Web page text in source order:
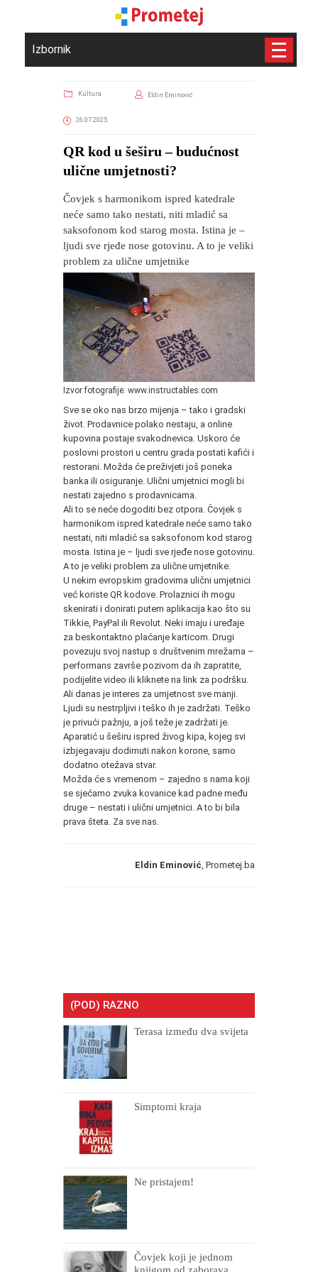
Izbornik
Kultura Eldin Eminović
26.07.2025
​QR kod u šeširu – budućnost
ulične umjetnosti?
Čovjek s harmonikom ispred katedrale
neće samo tako nestati, niti mladić sa
saksofonom kod starog mosta. Istina je –
ljudi sve rjeđe nose gotovinu. A to je veliki
problem za ulične umjetnike
Izvor fotografije: www.instructables.com
Sve se oko nas brzo mijenja – tako i gradski
život. Prodavnice polako nestaju, a online
kupovina postaje svakodnevica. Uskoro će
poslovni prostori u centru grada postati kafići i
restorani. Možda će preživjeti još poneka
banka ili osiguranje. Ulični umjetnici mogli bi
nestati zajedno s prodavnicama.
Ali to se neće dogoditi bez otpora. Čovjek s
harmonikom ispred katedrale neće samo tako
nestati, niti mladić sa saksofonom kod starog
mosta. Istina je – ljudi sve rjeđe nose gotovinu.
A to je veliki problem za ulične umjetnike.
U nekim evropskim gradovima ulični umjetnici
već koriste QR kodove. Prolaznici ih mogu
skenirati i donirati putem aplikacija kao što su
Tikkie, PayPal ili Revolut. Neki imaju i uređaje
za beskontaktno plaćanje karticom. Drugi
povezuju svoj nastup s društvenim mrežama –
performans završe pozivom da ih zapratite,
podijelite video ili kliknete na link za podršku.
Ali danas je interes za umjetnost sve manji.
Ljudi su nestrpljivi i teško ih je zadržati. Teško
je privući pažnju, a još teže je zadržati je.
Aparatić u šeširu ispred živog kipa, kojeg svi
izbjegavaju dodirnuti nakon korone, samo
dodatno otežava stvar.
Možda će s vremenom – zajedno s nama koji
se sjećamo zvuka kovanice kad padne među
druge – nestati i ulični umjetnici. A to bi bila
prava šteta. Za sve nas.
Eldin Eminović , Prometej.ba
(POD) RAZNO
Terasa između dva svijeta
Simptomi kraja
Ne pristajem!
Čovjek koji je jednom
knjigom od zaborava